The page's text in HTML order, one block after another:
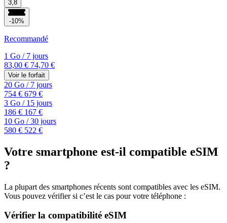
3,8
-10%
Recommandé
1 Go /7 jours
83,00 € 74,70 €
Voir le forfait
20 Go /7 jours
754 € 679 €
3 Go /15 jours
186 € 167 €
10 Go /30 jours
580 € 522 €
Votre smartphone est-il compatible eSIM
?
La plupart des smartphones récents sont compatibles avec les eSIM.
Vous pouvez vérifier si c’est le cas pour votre téléphone :
Vérifier la compatibilité eSIM